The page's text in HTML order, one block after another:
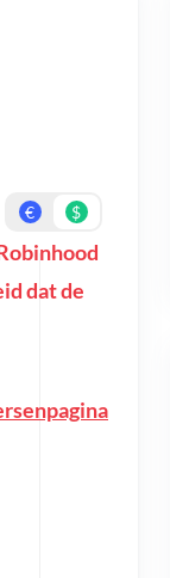
€ $
dat de